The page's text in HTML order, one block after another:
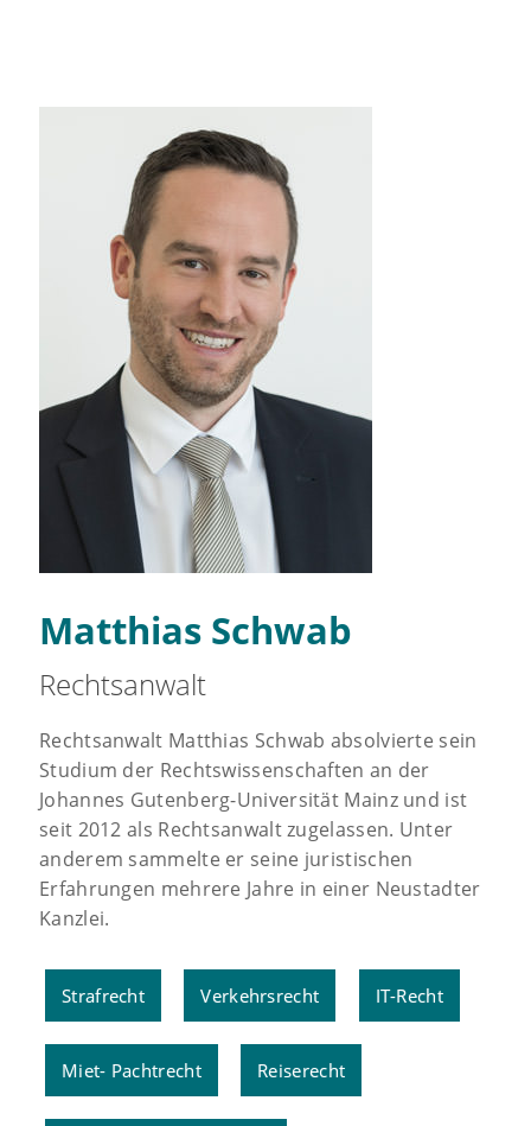
Matthias Schwab
Rechtsanwalt
Rechtsanwalt Matthias Schwab absolvierte sein
Studium der Rechtswissenschaften an der
Johannes Gutenberg-Universität Mainz und ist
seit 2012 als Rechtsanwalt zugelassen. Unter
anderem sammelte er seine juristischen
Erfahrungen mehrere Jahre in einer Neustadter
Kanzlei.
Strafrecht Verkehrsrecht IT-Recht
Miet- Pachtrecht Reiserecht